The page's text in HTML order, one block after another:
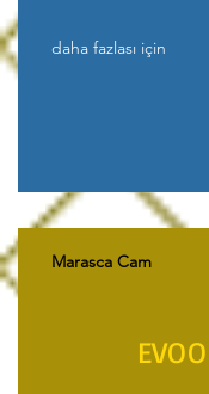
daha fazlası için
Marasca Cam
EVOO